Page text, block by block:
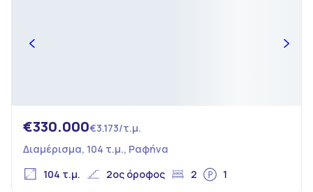
€330.000€3.173/τ.μ.
Διαμέρισμα, 104 τ.μ., Ραφήνα
104 τ.μ.
2ος όροφος 2 1